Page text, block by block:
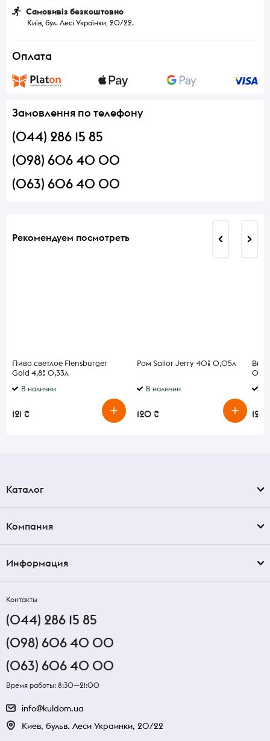
Самовивіз безкоштовно
Київ, бул. Лесі Українки, 20/22.
Оплата
Замовлення по телефону
(044) 286 15 85
(098) 606 40 00
(063) 606 40 00
Рекомендуем посмотреть
Пиво светлое Flensburger
Gold 4,8% 0,33л
В наличии
121 ₴
Ром Sailor Jerry 40% 0,05л
В наличии
120 ₴
0,05
125
Каталог
Компания
Информация
Контакты
(044) 286 15 85
(098) 606 40 00
(063) 606 40 00
Время работы: 8:30—21:00
info@kuldom.ua
Киев, бульв. Леси Украинки, 20/22